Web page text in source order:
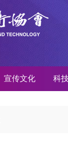
宣传文化 科